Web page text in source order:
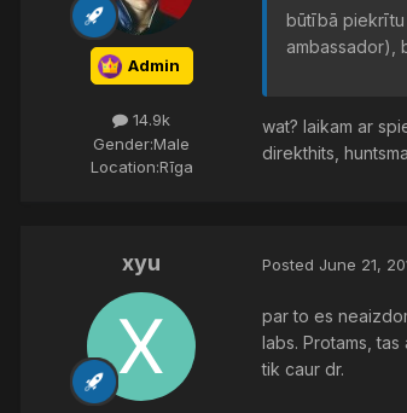
Admin
14.9k
Gender:Male
Location:Rīga
būtībā piekrītu
ambassador),
wat? laikam ar
direkthits,
xyu Posted June 21,
par to es
labs. Protams,
tik caur dr.